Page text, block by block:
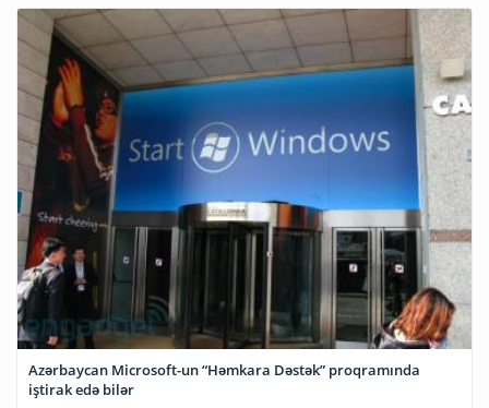
Azərbaycan Microsoft-un “Həmkara Dəstək” proqramında
iştirak edə bilər